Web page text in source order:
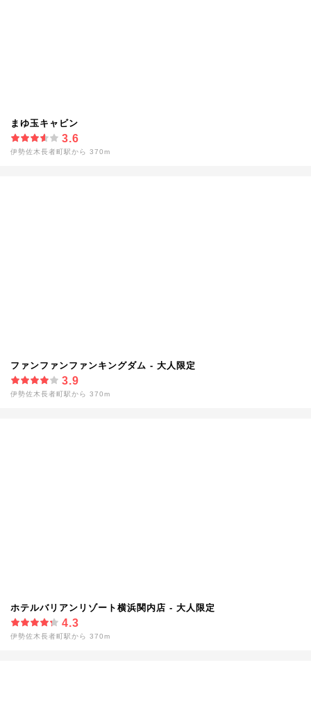
まゆ玉キャビン
3.6
伊勢佐木長者町駅から 370m
ファンファンファンキングダム - 大人限定
3.9
伊勢佐木長者町駅から 370m
ホテルバリアンリゾート横浜関内店 - 大人限定
4.3
伊勢佐木長者町駅から 370m